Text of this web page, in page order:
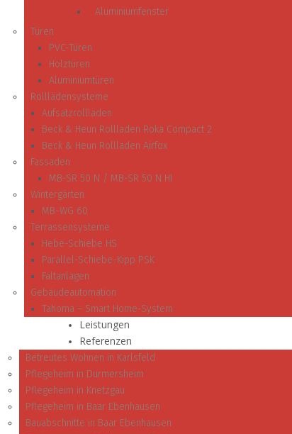
Aluminiumfenster
Türen
PVC-Türen
Holztüren
Aluminiumtüren
Rolllädensysteme
Aufsatzrollläden
Beck & Heun Rollladen Roka Compact 2
Beck & Heun Rollladen Airfox
Fassaden
MB-SR 50 N / MB-SR 50 N HI
Wintergärten
MB-WG 60
Terrassensysteme
Hebe-Schiebe HS
Parallel-Schiebe-Kipp PSK
Faltanlagen
Gebäudeautomation
Tahoma – Smart Home-System
Leistungen
Referenzen
Betreutes Wohnen in Karlsfeld
Pflegeheim in Durmersheim
Pflegeheim in Knetzgau
Pflegeheim in Baar Ebenhausen
Bauabschnitte in Baar Ebenhausen